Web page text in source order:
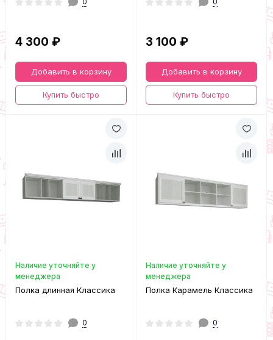
4 300 ₽
Добавить в корзину
Купить быстро
3 100 ₽
Добавить в корзину
Купить быстро
Наличие уточняйте у
менеджера
Полка длинная Классика
0
Наличие уточняйте у
менеджера
Полка Карамель Классика
0